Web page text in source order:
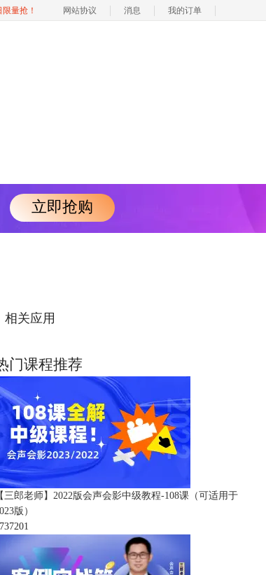
量抢！ 网站协议 消息 我的订单
立即抢购
相关应用
门课程推荐
【三郎老师】2022版会声会影中级教程-108课（可适用于
版）
1